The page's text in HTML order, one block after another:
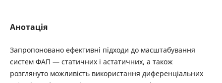
Анотація
Запропоновано ефективні підходи до масштабування
систем ФАП — статичних і астатичних, а також
розглянуто можливість використання диференціальних